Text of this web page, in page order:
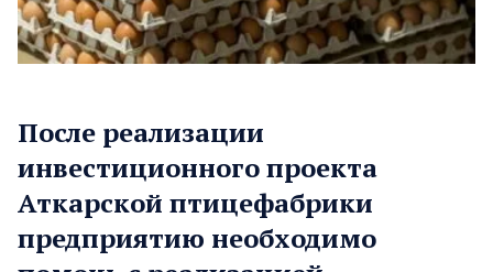
После реализации
инвестиционного проекта
Аткарской птицефабрики
предприятию необходимо